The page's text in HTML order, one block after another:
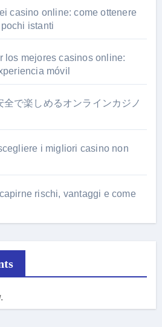
casino online: come ottenere
istanti
los mejores casinos online:
móvil
で楽しめるオンラインカジノ
i migliori casino non
rischi, vantaggi e come